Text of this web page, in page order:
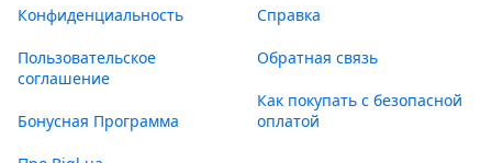
Конфиденциальность
Пользовательское
соглашение
Бонусная Программа
Справка
Обратная связь
Как покупать с безопасной
оплатой